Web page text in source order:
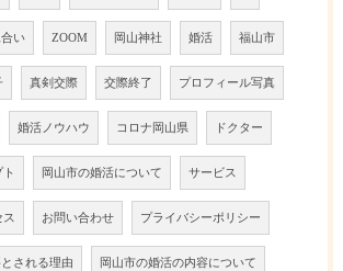
い ZOOM 岡山神社 婚活 福山市
真剣交際 交際終了 プロフィール写真
婚活ノウハウ コロナ岡山県 ドクター
岡山市の婚活について サービス
ス お問い合わせ プライバシーポリシー
される理由 岡山市の婚活の内容について